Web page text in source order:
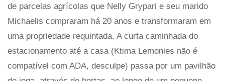
de parcelas agrícolas que Nelly Grypari e seu marido
Michaelis compraram há 20 anos e transformaram em
uma propriedade requintada. A curta caminhada do
estacionamento até a casa (Ktima Lemonies não é
compatível com ADA, desculpe) passa por um pavilhão